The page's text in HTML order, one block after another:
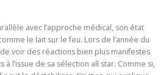
avec l’approche médical, son état
le lait sur le feu. Lors de l’année du
de voir des réactions bien plus manifestes
à l’issue de sa sélection all star. Comme si,